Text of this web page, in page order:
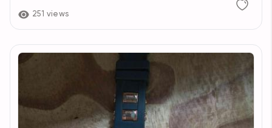
251 views